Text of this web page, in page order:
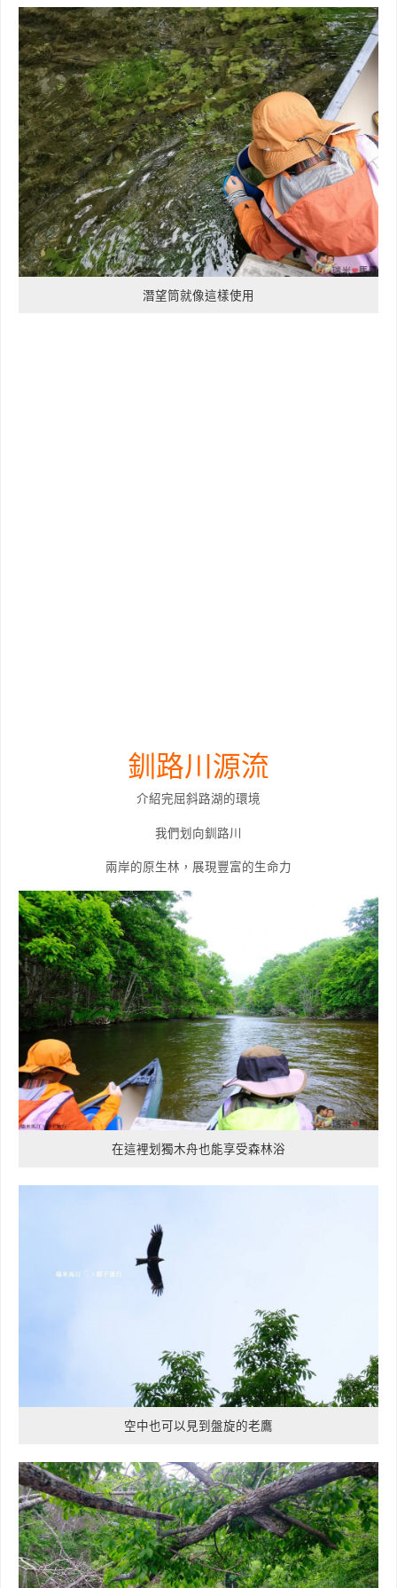
潛望筒就像這樣使用
釧路川源流
介紹完屈斜路湖的環境
我們划向釧路川
兩岸的原生林，展現豐富的生命力
在這裡划獨木舟也能享受森林浴
空中也可以見到盤旋的老鷹